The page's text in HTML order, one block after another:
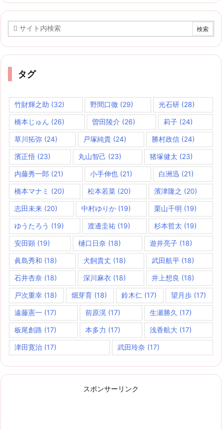
イ
タグ
竹財輝之助 (32) 野間口徹(29) 光石研 (28)
橋本じゅん (26) 曽田陵介 (26) 莉子(24)
草川拓弥 (24) 戸塚純貴(24) 勝村政信 (24)
濱正悟 (23) 丸山智己 (23) 猪塚健太 (23)
内藤秀一郎 (21) 小手伸也(21) 白洲迅 (21)
橋本マナミ (20) 松本若菜 (20) 濱津隆之 (20)
志田未来 (20) 中村ゆりか(19) 栗山千明 (19)
ゆうたろう (19) 渡邊圭祐 (19) 杉本哲太 (19)
安田顕 (19) 樋口日奈 (18) 遊井亮子(18)
眞島秀和 (18) 犬飼貴丈 (18) 武田航平 (18)
石井杏奈 (18) 深川麻衣 (18) 井上想良 (18)
戸次重幸 (18) 畑芽育 (18) 鈴木仁 (17) 望月歩 (17)
遠藤憲一 (17) 前原滉 (17) 生瀬勝久 (17)
板尾創路 (17) 本多力 (17) 浅香航大(17)
津田寛治 (17) 武田玲奈 (17)
スポンサーリンク